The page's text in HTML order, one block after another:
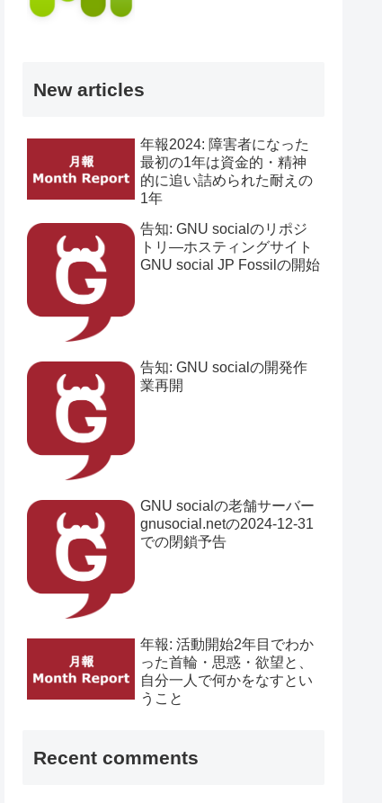
New articles
年報2024: 障害者になった
最初の1年は資金的・精神
的に追い詰められた耐えの
1年
告知: GNU socialのリポジ
トリ―ホスティングサイト
GNU social JP Fossilの開始
告知: GNU socialの開発作
業再開
GNU socialの老舗サーバー
gnusocial.netの2024-12-31
での閉鎖予告
年報: 活動開始2年目でわか
った首輪・思惑・欲望と、
自分一人で何かをなすとい
うこと
Recent comments